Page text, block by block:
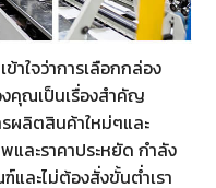
เข้าใจว่าการเลือกกล่อง
คุณเป็นเรื่องสำคัญ
ผลิตสินค้าใหม่ๆและ
ละราคาประหยัด กำลัง
ละไม่ต้องสั่งขั้นต่ำเรา